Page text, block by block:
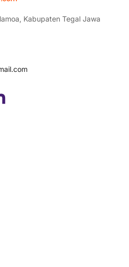
Kabupaten Tegal Jawa